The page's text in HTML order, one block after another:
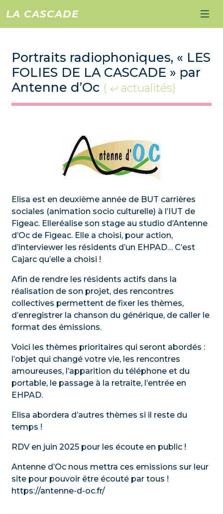
LA CASCADE
Portraits radiophoniques, « LES
FOLIES DE LA CASCADE » par
Antenne d’Oc ( actualités)
Elisa est en deuxième année de BUT carrières
sociales (animation socio culturelle) à l’IUT de
Figeac. Elleréalise son stage au studio d’Antenne
d’Oc de Figeac. Elle a choisi, pour action,
d’interviewer les résidents d’un EHPAD… C’est
Cajarc qu’elle a choisi !
Afin de rendre les résidents actifs dans la
réalisation de son projet, des rencontres
collectives permettent de fixer les thèmes,
d’enregistrer la chanson du générique, de caller le
format des émissions.
Voici les thèmes prioritaires qui seront abordés :
l’objet qui changé votre vie, les rencontres
amoureuses, l’apparition du téléphone et du
portable, le passage à la retraite, l’entrée en
EHPAD.
Elisa abordera d’autres thèmes si il reste du
temps !
RDV en juin 2025 pour les écoute en public !
Antenne d’Oc nous mettra ces emissions sur leur
site pour pouvoir être écouté par tous !
https://antenne-d-oc.fr/